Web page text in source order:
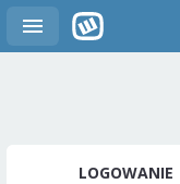
LOGOWANIE